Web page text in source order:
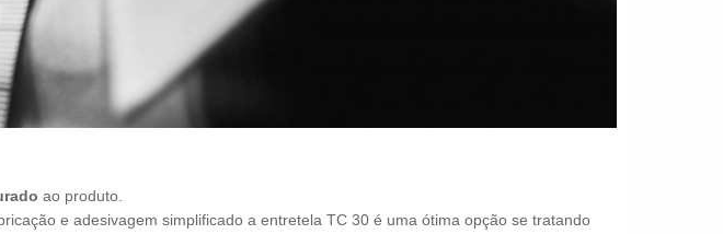
ao produto.
e adesivagem simplificado a entretela TC 30 é uma ótima opção se tratando